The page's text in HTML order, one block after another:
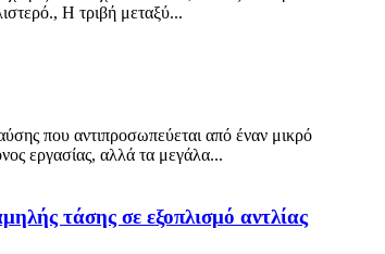
Η τριβή μεταξύ...
που αντιπροσωπεύεται από έναν μικρό
εργασίας, αλλά τα μεγάλα...
τάσης σε εξοπλισμό αντλίας